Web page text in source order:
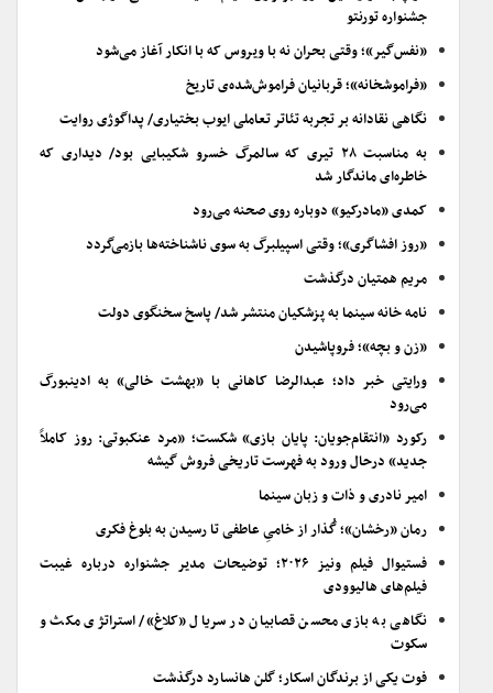
جشنواره تورنتو
«نفس‌گیر»؛ وقتی بحران نه با ویروس که با انکار آغاز می‌شود
«فراموشخانه»؛ قربانیان فراموش‌شده‌ی تاریخ
نگاهی نقادانه بر تجربه تئاتر تعاملی ایوب بختیاری/ پداگوژی روایت
به مناسبت ۲۸ تیری که سالمرگ خسرو شکیبایی بود/ دیداری که
خاطره‌ای ماندگار شد
کمدی «مادرکیو» دوباره روی صحنه می‌رود
«روز افشاگری»؛ وقتی اسپیلبرگ به سوی ناشناخته‌ها بازمی‌گردد
مریم همتیان درگذشت
نامه خانه سینما به پزشکیان منتشر شد/ پاسخ سخنگوی دولت
«زن و بچه»؛ فروپاشیدن
ورایتی خبر داد؛ عبدالرضا کاهانی با «بهشت خالی» به ادینبورگ
می‌رود
رکورد «انتقام‌جویان: پایان بازی» شکست؛ «مرد عنکبوتی: روز کاملاً
جدید» درحال ورود به فهرست تاریخی فروش گیشه
امیر نادری و ذات و زبان سینما
رمان «رخشان»؛ گُذار از خامیِ عاطفی تا رسیدن به بلوغ فکری
فستیوال فیلم ونیز ۲۰۲۶؛ توضیحات مدیر جشنواره درباره غیبت
فیلم‌های هالیوودی
نگاهی به بازی محسن قصابیان در سریال «کلاغ»/ استراتژی مکث و
سکوت
فوت یکی از برندگان اسکار؛ گلن هانسارد درگذشت